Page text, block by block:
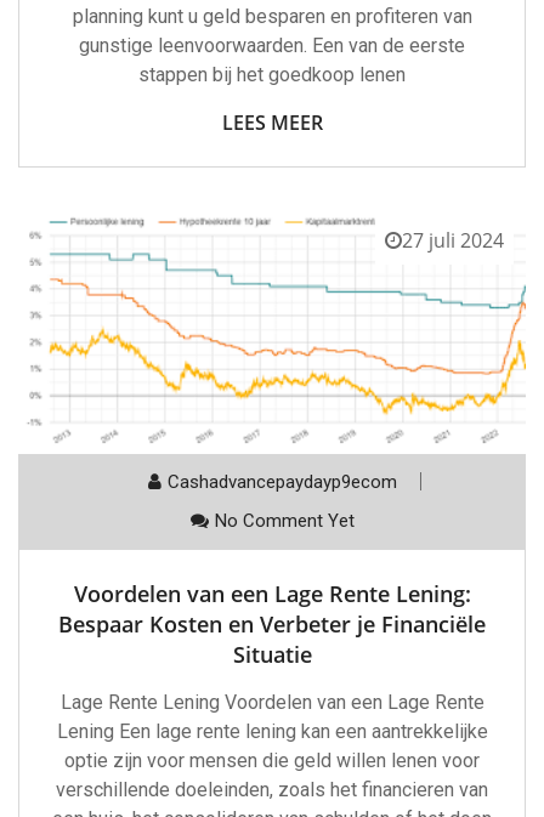
planning kunt u geld besparen en profiteren van
gunstige leenvoorwaarden. Een van de eerste
stappen bij het goedkoop lenen
LEES MEER
27 juli 2024
Cashadvancepaydayp9ecom
No Comment Yet
Voordelen van een Lage Rente Lening:
Bespaar Kosten en Verbeter je Financiële
Situatie
Lage Rente Lening Voordelen van een Lage Rente
Lening Een lage rente lening kan een aantrekkelijke
optie zijn voor mensen die geld willen lenen voor
verschillende doeleinden, zoals het financieren van